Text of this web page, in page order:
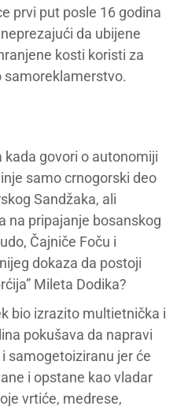
prvi put posle 16 godina
da ubijene
kosti koristi za
samoreklamerstvo.
govori o autonomiji
samo crnogorski deo
Sandžaka, ali
na pripajanje bosanskog
Čajniče Foču i
dokaza da postoji
Mileta Dodika?
bio izrazito multietnička i
pokušava da napravi
samogetoiziranu jer će
i opstane kao vladar
vrtiće, medrese,